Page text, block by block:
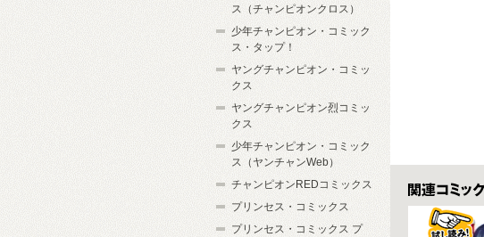
関連コミックス
ス（チャンピオンクロス）
少年チャンピオン・コミック
ス・タップ！
ヤングチャンピオン・コミッ
クス
ヤングチャンピオン烈コミッ
クス
少年チャンピオン・コミック
ス（ヤンチャンWeb）
チャンピオンREDコミックス
プリンセス・コミックス
プリンセス・コミックス プ